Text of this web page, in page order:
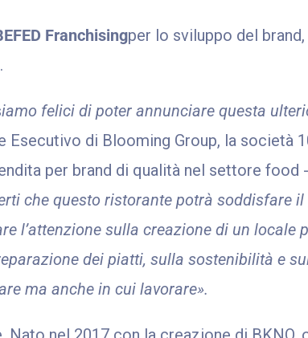
Franchisingper lo sviluppo del
iamo felici di poter annunciare questa
Esecutivo di Blooming Group, la società
per brand di qualità nel settore food
che questo ristorante potrà soddisfare
l’attenzione sulla creazione di un locale
dei piatti, sulla sostenibilità e
ma anche in cui lavorare».